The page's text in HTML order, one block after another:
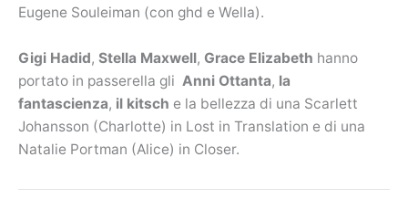
Eugene Souleiman (con ghd e Wella).
Gigi Hadid, Stella Maxwell, Grace Elizabeth hanno
portato in passerella gli Anni Ottanta, la
fantascienza, il kitsch e la bellezza di una Scarlett
Johansson (Charlotte) in Lost in Translation e di una
Natalie Portman (Alice) in Closer.